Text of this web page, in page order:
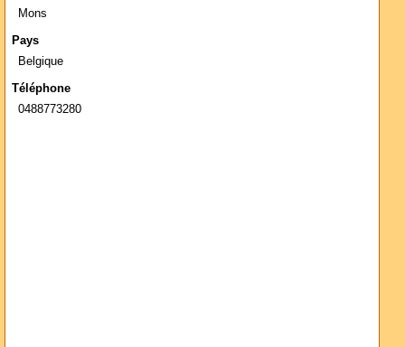
Mons
Pays
Belgique
Téléphone
0488773280